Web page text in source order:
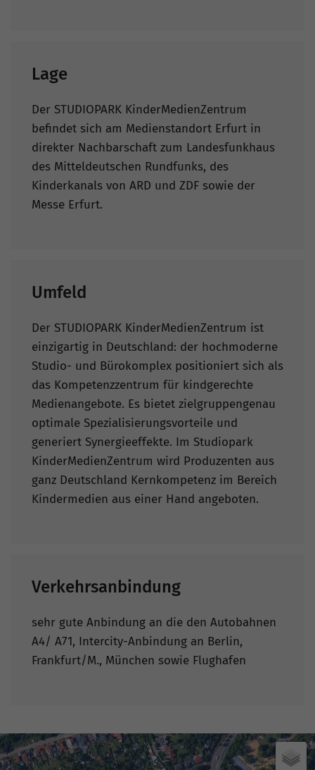
Lage
Der STUDIOPARK KinderMedienZentrum
befindet sich am Medienstandort Erfurt in
direkter Nachbarschaft zum Landesfunkhaus
des Mitteldeutschen Rundfunks, des
Kinderkanals von ARD und ZDF sowie der
Messe Erfurt.
Umfeld
Der STUDIOPARK KinderMedienZentrum ist
einzigartig in Deutschland: der hochmoderne
Studio- und Bürokomplex positioniert sich als
das Kompetenzzentrum für kindgerechte
Medienangebote. Es bietet zielgruppengenau
optimale Spezialisierungsvorteile und
generiert Synergieeffekte. Im Studiopark
KinderMedienZentrum wird Produzenten aus
ganz Deutschland Kernkompetenz im Bereich
Kindermedien aus einer Hand angeboten.
Verkehrsanbindung
sehr gute Anbindung an die den Autobahnen
A4/ A71, Intercity-Anbindung an Berlin,
Frankfurt/M., München sowie Flughafen